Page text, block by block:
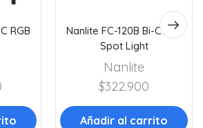
RGB
Nanlite FC-120B Bi-Color
Spot Light
Nanlite
$322.900
Añadir al carrito